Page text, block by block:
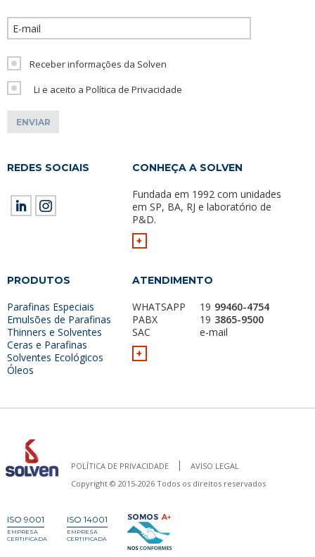
Receber informações da Solven
Li e aceito a Política de Privacidade
REDES SOCIAIS CONHEÇA A SOLVEN
Fundada em 1992 com unidades
em SP, BA, RJ e laboratório de
P&D.
+
PRODUTOS
Parafinas Especiais
Emulsões de Parafinas
Thinners e Solventes
Ceras e Parafinas
Solventes Ecológicos
Óleos
ATENDIMENTO
WHATSAPP
PABX
SAC
+
19 99460-4754
19 3865-9500
e-mail
POLÍTICA DE PRIVACIDADE
AVISO LEGAL
Copyright © 2015-2026 Todos os direitos reservados
ISO 9001
EMPRESA
CERTIFICADA
ISO 14001
EMPRESA
CERTIFICADA